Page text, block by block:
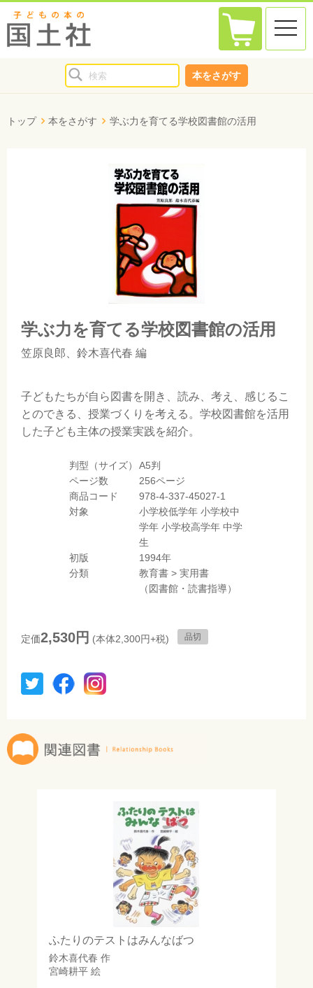
toggle
本をさがす
トップ 本をさがす 学ぶ力を育てる学校図書館の活用
学ぶ力を育てる学校図書館の活用
笠原良郎 鈴木喜代春 編
子どもたちが自ら図書を開き、読み、考え、感じるこ
とのできる、授業づくりを考える。学校図書館を活用
した子ども主体の授業実践を紹介。
判型（サイズ）
A5判
ページ数
256ページ
商品コード
978-4-337-45027-1
対象
小学校低学年 小学校中
学年 小学校高学年 中学
生
初版
1994年
分類
教育書 > 実用書
（図書館・読書指導）
定価2,530円 (本体2,300円+税) 品切
ふたりのテストはみんなばつ
鈴木喜代春 作
宮崎耕平絵